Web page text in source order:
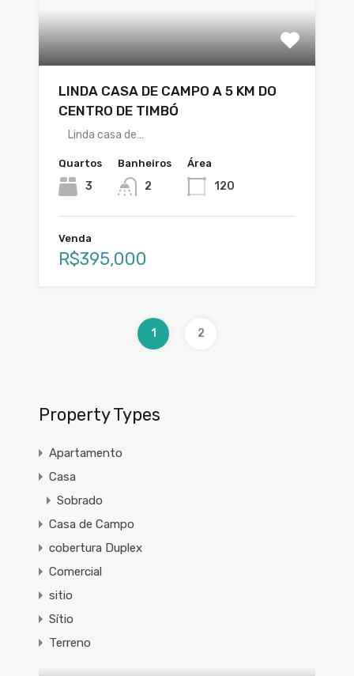
LINDA CASA DE CAMPO A 5 KM DO
CENTRO DE TIMBÓ
Linda casa de…
Quartos
3
Banheiros
2
Área
120
Venda
R$395,000
1 2
Property Types
Apartamento
Casa
Sobrado
Casa de Campo
cobertura Duplex
Comercial
sitio
Sítio
Terreno